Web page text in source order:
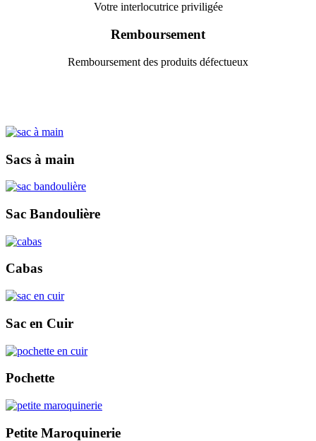
Votre interlocutrice priviligée
Remboursement
Remboursement des produits défectueux
Sacs à main
Sac Bandoulière
Cabas
Sac en Cuir
Pochette
Petite Maroquinerie